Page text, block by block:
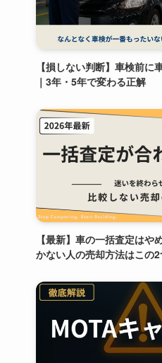
【損しない判断】車検前に
｜3年・5年で変わる正解
【最新】車の一括査定はや
かない人の売却方法はこの